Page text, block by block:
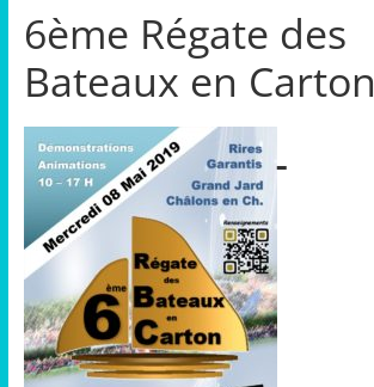
6ème Régate des
Bateaux en Carton